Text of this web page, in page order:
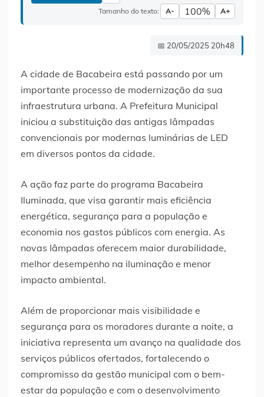
Tamanho do texto: A- 100% A+
📅 20/05/2025 20h48
A cidade de Bacabeira está passando por um
importante processo de modernização da sua
infraestrutura urbana. A Prefeitura Municipal
iniciou a substituição das antigas lâmpadas
convencionais por modernas luminárias de LED
em diversos pontos da cidade.
A ação faz parte do programa Bacabeira
Iluminada, que visa garantir mais eficiência
energética, segurança para a população e
economia nos gastos públicos com energia. As
novas lâmpadas oferecem maior durabilidade,
melhor desempenho na iluminação e menor
impacto ambiental.
Além de proporcionar mais visibilidade e
segurança para os moradores durante a noite, a
iniciativa representa um avanço na qualidade dos
serviços públicos ofertados, fortalecendo o
compromisso da gestão municipal com o bem-
estar da população e com o desenvolvimento